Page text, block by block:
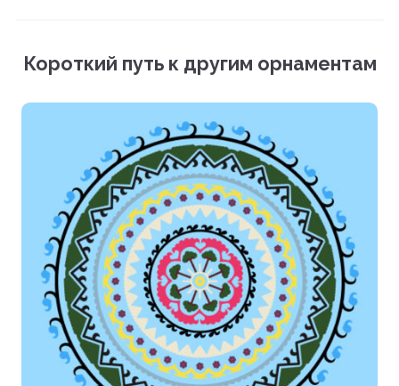
Фотографии (PNG)
Загрузить все файлы
Короткий путь к другим орнаментам